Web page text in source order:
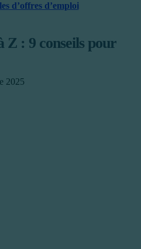
d’offres d’emploi
Z : 9 conseils pour
2025